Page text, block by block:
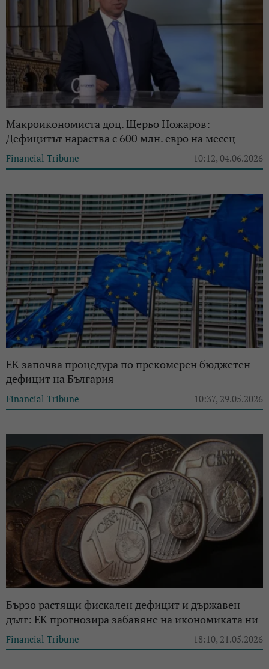
Макроикономиста доц. Щерьо Ножаров:
Дефицитът нараства с 600 млн. евро на месец
Financial Tribune 10:12, 04.06.2026
ЕК започва процедура по прекомерен бюджетен
дефицит на България
Financial Tribune 10:37, 29.05.2026
Бързо растящи фискален дефицит и държавен
дълг: ЕК прогнозира забавяне на икономиката ни
Financial Tribune 18:10, 21.05.2026